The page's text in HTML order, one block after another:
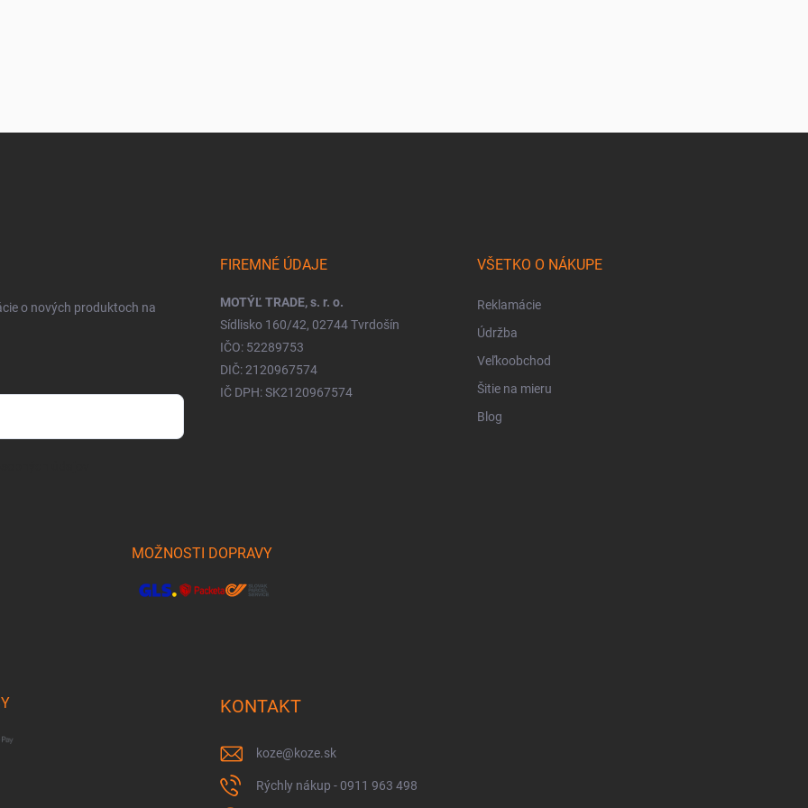
o nových produktoch na
FIREMNÉ ÚDAJE
MOTÝĽ TRADE, s. r. o.
Sídlisko 160/42, 02744 Tvrdošín
IČO: 52289753
DIČ: 2120967574
IČ DPH: SK2120967574
VŠETKO O NÁKUPE
Reklamácie
Údržba
Veľkoobchod
Šitie na mieru
Blog
MOŽNOSTI DOPRAVY
KONTAKT
koze@koze.sk
Rýchly nákup - 0911 963 498